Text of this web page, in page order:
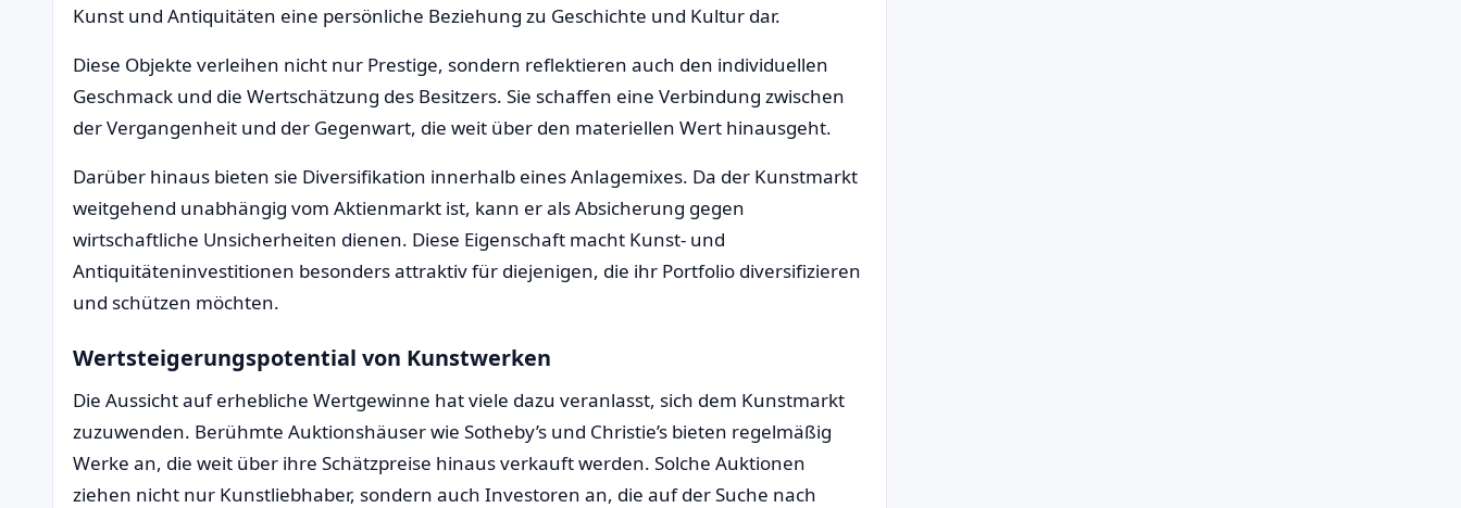
Kunst und Antiquitäten eine persönliche Beziehung zu Geschichte und Kultur dar.
Diese Objekte verleihen nicht nur Prestige, sondern reflektieren auch den individuellen
Geschmack und die Wertschätzung des Besitzers. Sie schaffen eine Verbindung zwischen
der Vergangenheit und der Gegenwart, die weit über den materiellen Wert hinausgeht.
Darüber hinaus bieten sie Diversifikation innerhalb eines Anlagemixes. Da der Kunstmarkt
weitgehend unabhängig vom Aktienmarkt ist, kann er als Absicherung gegen
wirtschaftliche Unsicherheiten dienen. Diese Eigenschaft macht Kunst- und
Antiquitäteninvestitionen besonders attraktiv für diejenigen, die ihr Portfolio diversifizieren
und schützen möchten.
Wertsteigerungspotential von Kunstwerken
Die Aussicht auf erhebliche Wertgewinne hat viele dazu veranlasst, sich dem Kunstmarkt
zuzuwenden. Berühmte Auktionshäuser wie Sotheby’s und Christie’s bieten regelmäßig
Werke an, die weit über ihre Schätzpreise hinaus verkauft werden. Solche Auktionen
ziehen nicht nur Kunstliebhaber, sondern auch Investoren an, die auf der Suche nach